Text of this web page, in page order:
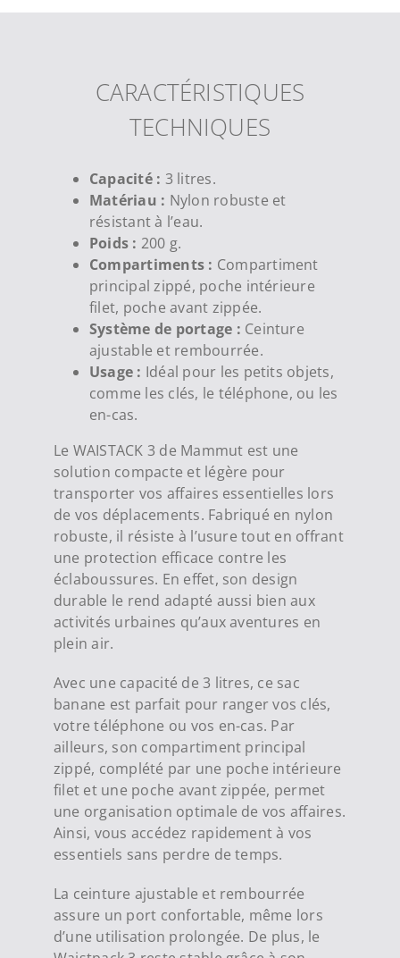
CARACTÉRISTIQUES
TECHNIQUES
Capacité : 3 litres.
Matériau : Nylon robuste et
résistant à l’eau.
Poids : 200 g.
Compartiments : Compartiment
principal zippé, poche intérieure
filet, poche avant zippée.
Système de portage : Ceinture
ajustable et rembourrée.
Usage : Idéal pour les petits objets,
comme les clés, le téléphone, ou les
en-cas.
Le WAISTACK 3 de Mammut est une
solution compacte et légère pour
transporter vos affaires essentielles lors
de vos déplacements. Fabriqué en nylon
robuste, il résiste à l’usure tout en offrant
une protection efficace contre les
éclaboussures. En effet, son design
durable le rend adapté aussi bien aux
activités urbaines qu’aux aventures en
plein air.
Avec une capacité de 3 litres, ce sac
banane est parfait pour ranger vos clés,
votre téléphone ou vos en-cas. Par
ailleurs, son compartiment principal
zippé, complété par une poche intérieure
filet et une poche avant zippée, permet
une organisation optimale de vos affaires.
Ainsi, vous accédez rapidement à vos
essentiels sans perdre de temps.
La ceinture ajustable et rembourrée
assure un port confortable, même lors
d’une utilisation prolongée. De plus, le